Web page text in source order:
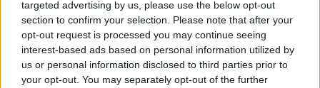
targeted advertising by us, please use the below opt-out
section to confirm your selection. Please note that after your
opt-out request is processed you may continue seeing
interest-based ads based on personal information utilized by
us or personal information disclosed to third parties prior to
your opt-out. You may separately opt-out of the further
ρήγματος, όπουτο έδαφος ανυψώθηκε
ελαφρά, βρέθηκε δηλαδή στην «πλάτη» του
κανονικού ρήγματος, που συνήθως δέχεται
πολύ μικρότερες σεισμικές κινήσεις.